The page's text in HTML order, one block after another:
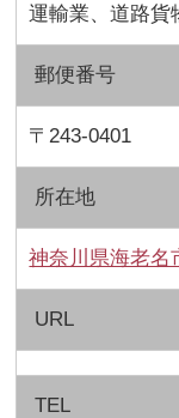
運輸業、道路貨
郵便番号
〒243-0401
所在地
神奈川県海老名
URL
TEL